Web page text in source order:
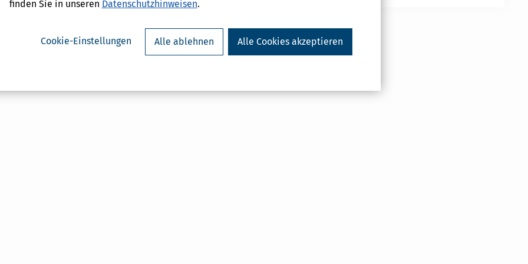
finden Sie in unseren Datenschutzhinweisen.
Cookie-Einstellungen Alle ablehnen Alle Cookies akzeptieren